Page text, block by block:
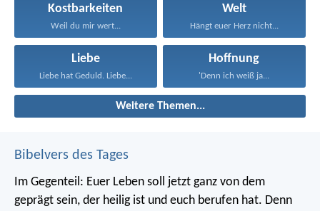
Kostbarkeiten
Weil du mir wert...
Welt
Hängt euer Herz nicht...
Liebe
Liebe hat Geduld. Liebe...
Hoffnung
'Denn ich weiß ja...
Weitere Themen...
Bibelvers des Tages
Im Gegenteil: Euer Leben soll jetzt ganz von dem
geprägt sein, der heilig ist und euch berufen hat. Denn